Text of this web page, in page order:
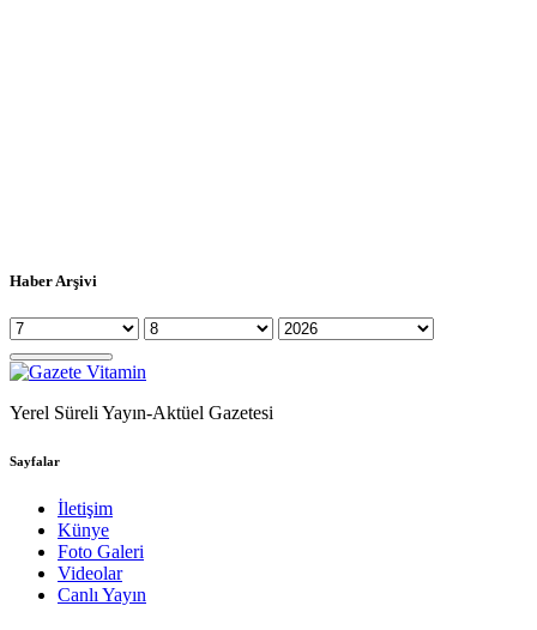
Haber Arşivi
Yerel Süreli Yayın-Aktüel Gazetesi
Sayfalar
İletişim
Künye
Foto Galeri
Videolar
Canlı Yayın